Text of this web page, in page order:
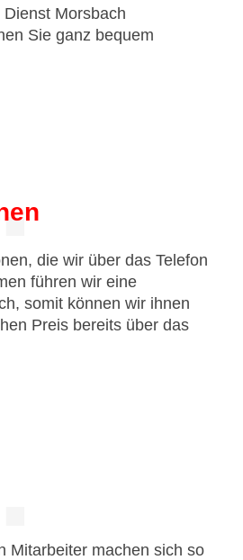
Morsbach
Sie ganz bequem
die wir über das Telefon
führen wir eine
somit können wir ihnen
Preis bereits über das
Mitarbeiter machen sich so